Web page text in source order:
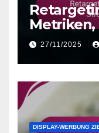
27/11/2025
DISPLAY-WERBUNG